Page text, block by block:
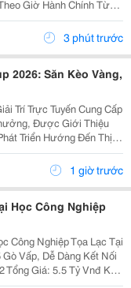
Hợp...
3 phút trước
2026: Săn Kèo Vàng,
Trí Trực Tuyến Cung Cấp
Được Giới Thiệu
Triển Hướng Đến Thị
Từ Nền Tảng, O8 Hoạt
Dụng Trong Lĩnh...1 giờ trước
Học Công Nghiệp
Công Nghiệp Tọa Lạc Tại
Vấp, Dễ Dàng Kết Nối
Giá: 5.5 Tỷ Vnđ Kết
3Pn, 3Wc, Ban Công,